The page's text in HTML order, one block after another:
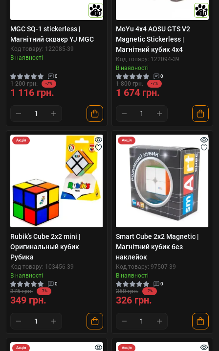
10
MGC SQ-1 stickerless |
Магнітний скваєр YJ MGC
Код товару: 122085-39
В наявності
0
1 200 грн. -7%
1 116 грн.
10
MoYu 4x4 AOSU GTS V2
Magnetic Stickerless |
Магнітний кубик 4х4
Код товару: 122094-39
В наявності
0
1 800 грн. -7%
1 674 грн.
Акція
Rubik’s Cube 2x2 mini |
Оригинальный кубик
Рубика
Код товару: 103456-39
В наявності
0
375 грн. -7%
349 грн.
Акція
Smart Cube 2х2 Magnetic |
Магнітний кубик без
наклейок
Код товару: 97507-39
В наявності
0
350 грн. -7%
326 грн.
Акція Акція